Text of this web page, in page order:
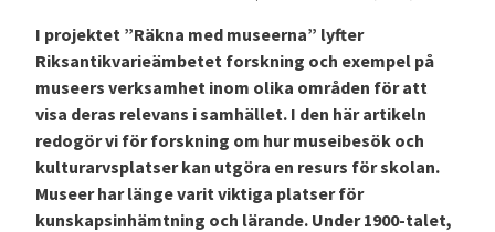
I projektet ”Räkna med museerna” lyfter
Riksantikvarieämbetet forskning och exempel på
museers verksamhet inom olika områden för att
visa deras relevans i samhället. I den här artikeln
redogör vi för forskning om hur museibesök och
kulturarvsplatser kan utgöra en resurs för skolan.
Museer har länge varit viktiga platser för
kunskapsinhämtning och lärande. Under 1900-talet,